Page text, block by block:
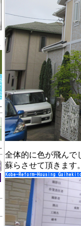
全体的に色が飛んで
蘇らさせて頂きます